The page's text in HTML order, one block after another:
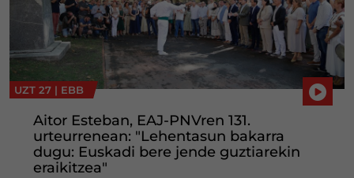
UZT 27 | EBB
Aitor Esteban, EAJ-PNVren 131.
urteurrenean: "Lehentasun bakarra
dugu: Euskadi bere jende guztiarekin
eraikitzea"